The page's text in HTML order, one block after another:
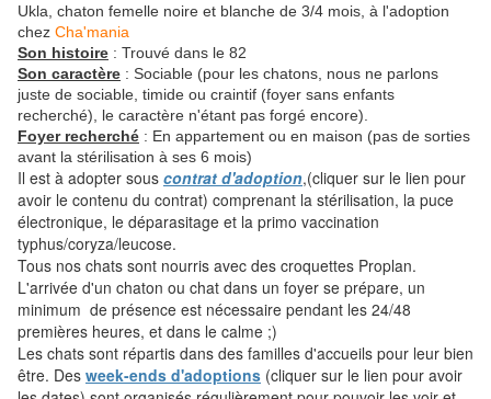
Ukla, chaton femelle noire et blanche de 3/4 mois, à l'adoption
chez Cha'mania
Son histoire : Trouvé dans le 82
Son caractère : Sociable (pour les chatons, nous ne parlons
juste de sociable, timide ou craintif (foyer sans enfants
recherché), le caractère n'étant pas forgé encore).
Foyer recherché : En appartement ou en maison (pas de sorties
avant la stérilisation à ses 6 mois)
Il est à adopter sous contrat d'adoption,(cliquer sur le lien pour
avoir le contenu du contrat) comprenant la stérilisation, la puce
électronique, le déparasitage et la primo vaccination
typhus/coryza/leucose.
Tous nos chats sont nourris avec des croquettes Proplan.
L'arrivée d'un chaton ou chat dans un foyer se prépare, un
minimum de présence est nécessaire pendant les 24/48
premières heures, et dans le calme ;)
Les chats sont répartis dans des familles d'accueils pour leur bien
être. Des week-ends d'adoptions (cliquer sur le lien pour avoir